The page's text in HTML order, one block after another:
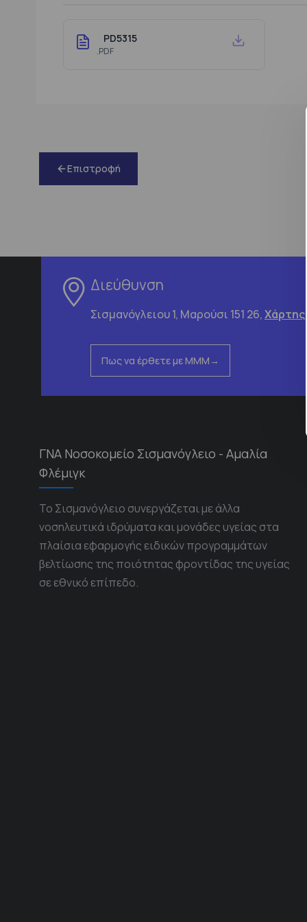
PD5315
.PDF
Επιστροφή
Διεύθυνση
Σισμανόγλειου 1, Μαρούσι 151 26,Χάρτης
Πως να έρθετε με ΜΜΜ
ΓΝΑ Νοσοκομείο Σισμανόγλειο - Αμαλία
Φλέμιγκ
Το Σισμανόγλειο συνεργάζεται με άλλα
νοσηλευτικά ιδρύματα και μονάδες υγείας στα
πλαίσια εφαρμογής ειδικών προγραμμάτων
βελτίωσης της ποιότητας φροντίδας της υγείας
σε εθνικό επίπεδο.